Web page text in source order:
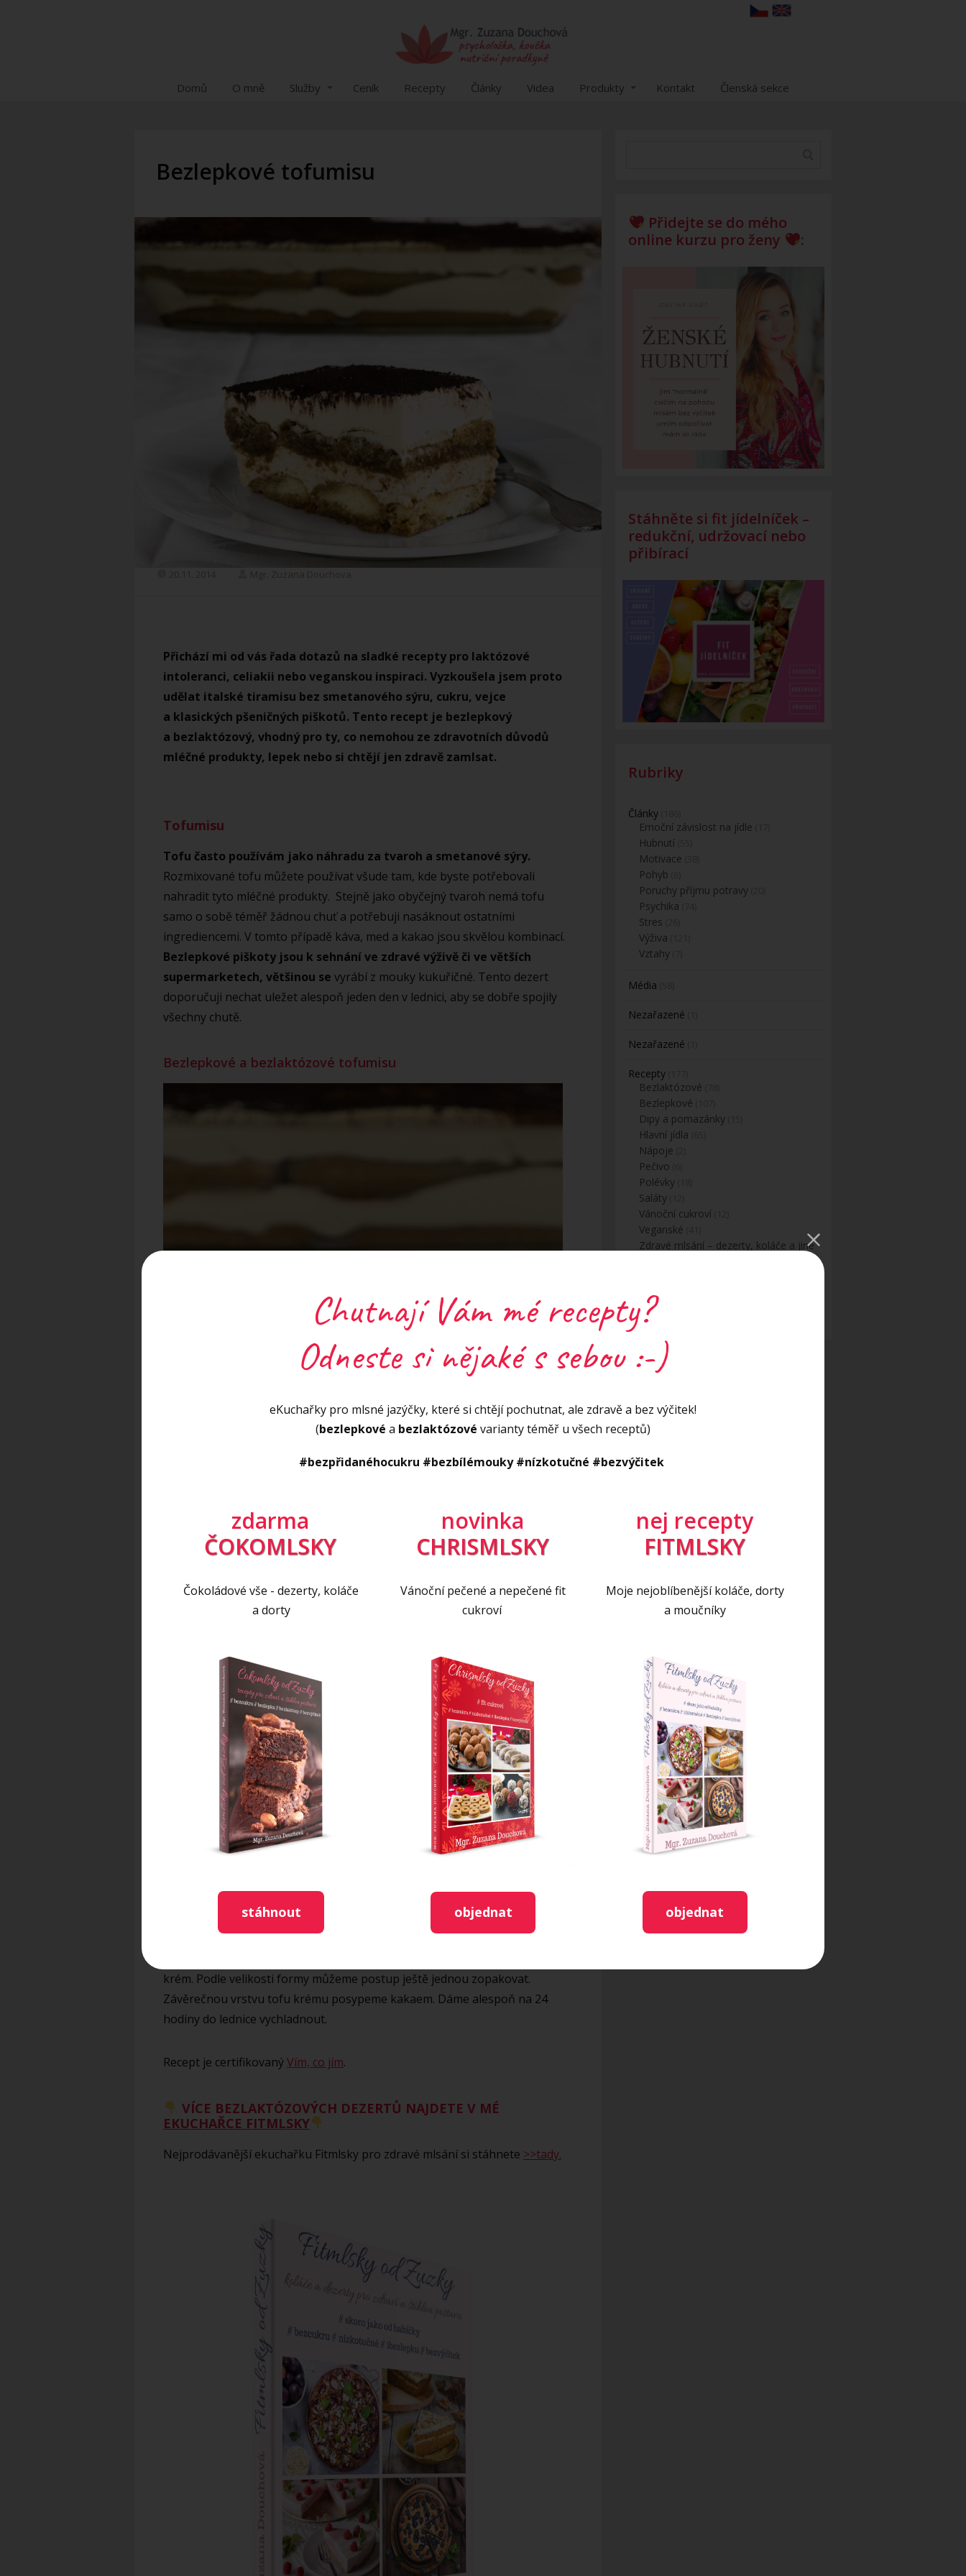
Domů O mně Služby Ceník Recepty Články Videa Produkty Kontakt Členská sekce
Bezlepkové tofumisu
Přichází mi od vás řada dotazů na sladké recepty pro laktózové
intoleranci, celiakii nebo veganskou inspiraci. Vyzkoušela jsem proto
udělat italské tiramisu bez smetanového sýru, cukru, vejce
a klasických pšeničných piškotů. Tento recept je bezlepkový
a bezlaktózový, vhodný pro ty, co nemohou ze zdravotních důvodů
mléčné produkty, lepek nebo si chtějí jen zdravě zamlsat.
Tofumisu
Tofu často používám jako náhradu za tvaroh a smetanové sýry.
Rozmixované tofu můžete používat všude tam, kde byste potřebovali
nahradit tyto mléčné produkty. Stejně jako obyčejný tvaroh nemá tofu
samo o sobě téměř žádnou chuť a potřebuji nasáknout ostatními
ingrediencemi. V tomto případě káva, med a kakao jsou skvělou kombinací.
Bezlepkové piškoty jsou k sehnání ve zdravé výživě či ve větších
supermarketech, většinou se vyrábí z mouky kukuřičné. Tento dezert
doporučuji nechat uležet alespoň jeden den v lednici, aby se dobře spojily
všechny chutě.
Bezlepkové a bezlaktózové tofumisu
SUROVINY:
Tofu natural 500 g
Smetana ovesná 100 ml
Med 8-10 lžic (nebo jiné sladidlo dle chuti)
Bezlepkové piškoty 120 g
Kakao holandského typu 2 lžíce
Káva 3 lžičky
Kávu zalijeme horkou vodou ve větší misce. Tofu, med a smetanu vyšleháme
mixérem do jemného krému. Piškoty na pár vteřin ponoříme do misky
krém. Podle velikosti formy můžeme postup ještě jednou zopakovat.
Závěrečnou vrstvu tofu krému posypeme kakaem. Dáme alespoň na 24
hodiny do lednice vychladnout.
Recept je certifikovanýVím, co jím.
VÍCE BEZLAKTÓZOVÝCH DEZERTŮ NAJDETE V MÉ
EKUCHAŘCE FITMLSKY
Nejprodávanější ekuchařku Fitmlsky pro zdravé mlsání si stáhnete >>tady.
Přidejte se do mého
online kurzu pro ženy
:
Stáhněte si fit jídelníček –
redukční, udržovací nebo
přibírací
Rubriky
Články
Emoční závislost na jídle
Hubnutí
Motivace
Pohyb
Poruchy příjmu potravy
Psychika
Stres
Výživa
Vztahy
Média
Nezařazené
Nezařazené
Recepty
Bezlaktózové
Bezlepkové
Dipy a pomazánky
Hlavní jídla
Nápoje
Pečivo
Polévky
Saláty
Vánoční cukroví
Veganské
Zdravé mlsání – dezerty, koláče a jiné
Video recept
Chutnají Vám mé recepty?
Odneste si nějaké s sebou :-)
eKuchařky pro mlsné jazýčky, které si chtějí pochutnat, ale zdravě a bez výčitek!
(bezlepkové a bezlaktózové varianty téměř u všech receptů)
#bezpřidanéhocukru #bezbílémouky #nízkotučné #bezvýčitek
zdarma
ČOKOMLSKY
Čokoládové vše - dezerty, koláče
a dorty
stáhnout
novinka
CHRISMLSKY
Vánoční pečené a nepečené fit
cukroví
objednat
nej recepty
FITMLSKY
Moje nejoblíbenější koláče, dorty
a moučníky
objednat